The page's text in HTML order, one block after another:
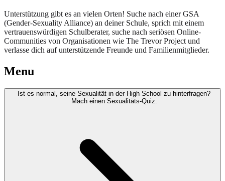
Unterstützung gibt es an vielen Orten! Suche nach einer GSA
(Gender-Sexuality Alliance) an deiner Schule, sprich mit einem
vertrauenswürdigen Schulberater, suche nach seriösen Online-
Communities von Organisationen wie The Trevor Project und
verlasse dich auf unterstützende Freunde und Familienmitglieder.
Menu
Ist es normal, seine Sexualität in der High School zu hinterfragen?
Mach einen Sexualitäts-Quiz.